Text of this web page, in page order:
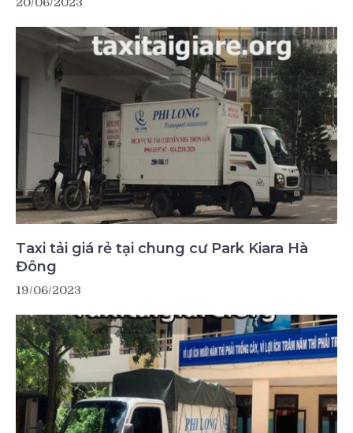
Taxi tải giá rẻ tại chung cư Park Kiara Hà
Đông
19/06/2023